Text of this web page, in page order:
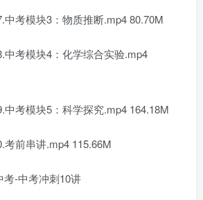
模块3：物质推断.mp4 80.70M
模块4：化学综合实验.mp4
模块5：科学探究.mp4 164.18M
串讲.mp4 115.66M
-中考冲刺10讲